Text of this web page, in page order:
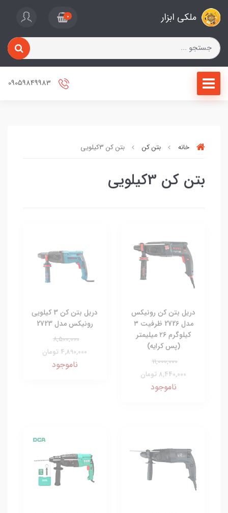
ملکی ابزار 0
خانه بتن کن بتن کن 3کیلویی
بتن کن 3کیلویی
دریل بتن کن رونیکس
مدل 2726 ظرفیت ۳
کیلوگرم ۲۶ میلیمتر
(پس کرایه)
11,000,000
8,440,000 تومان
ناموجود
دریل بتن کن 3 کیلویی
رونیکس مدل 2723
8,500,000
4,890,000 تومان
ناموجود